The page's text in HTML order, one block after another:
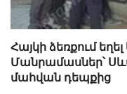
Հայկի ձեռքում
Մանրամասներ՝
մահվան դեպքից